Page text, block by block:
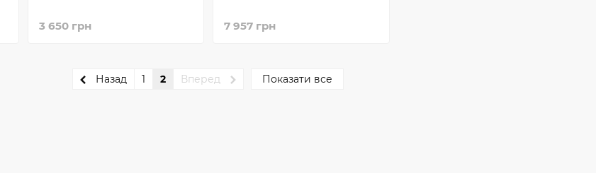
3 650 грн 7 957 грн
Назад 1 2 Вперед Показати все